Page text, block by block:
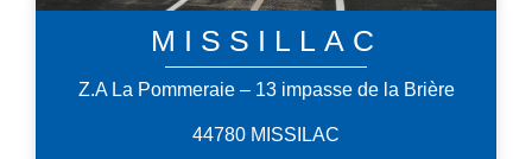
MISSILLAC
Z.A La Pommeraie – 13 impasse de la Brière
44780 MISSILAC